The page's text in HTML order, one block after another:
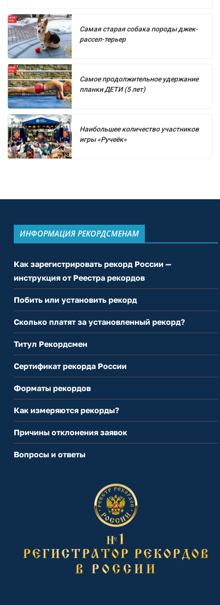
Самая старая собака породы джек-
рассел-терьер
Самое продолжительное удержание
планки ДЕТИ (5 лет)
Наибольшее количество участников
игры «Ручеёк»
ИНФОРМАЦИЯ РЕКОРДСМЕНАМ
Как зарегистрировать рекорд России —
инструкция от Реестра рекордов
Побить или установить рекорд
Сколько платят за установленный рекорд?
Титул Рекордсмен
Сертификат рекорда России
Форматы рекордов
Как измеряются рекорды?
Причины отклонения заявок
Вопросы и ответы